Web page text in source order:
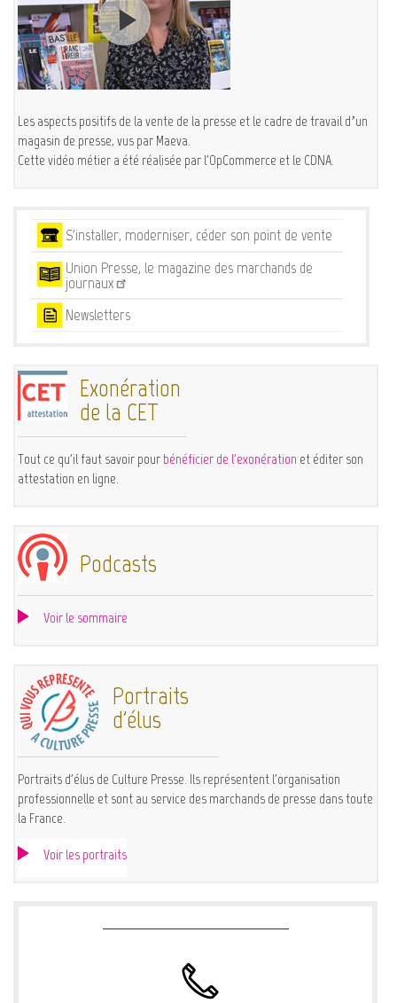
Les aspects positifs de la vente de la presse et le cadre de travail d’un
magasin de presse, vus par Maeva.
Cette vidéo métier a été réalisée par l'OpCommerce et le CDNA.
Services
S'installer, moderniser, céder son point de vente
Union Presse, le magazine des marchands de
journaux
Newsletters
Exonération
de la CET
Tout ce qu'il faut savoir pour bénéficier de l'exonération et éditer son
attestation en ligne.
Podcasts
Voir le sommaire
Portraits
d'élus
Portraits d'élus de Culture Presse. Ils représentent l'organisation
professionnelle et sont au service des marchands de presse dans toute
la France.
Voir les portraits